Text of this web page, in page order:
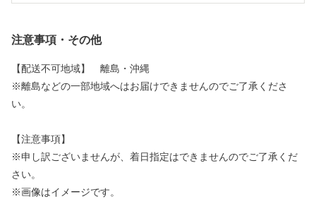
注意事項・その他
【配送不可地域】 離島・沖縄
※離島などの一部地域へはお届けできませんのでご了承くださ
い。
【注意事項】
※申し訳ございませんが、着日指定はできませんのでご了承くだ
さい。
※画像はイメージです。